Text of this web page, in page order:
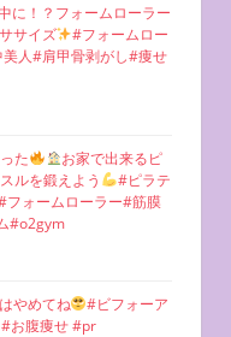
に！？フォームローラー
サイズ
#フォームロー
人#肩甲骨剥がし#痩せ
た
お家で出来るピ
ルを鍛えよう
#ピラテ
フォームローラー#筋膜
#o2gym
やめてね
#ビフォーア
お腹痩せ #pr